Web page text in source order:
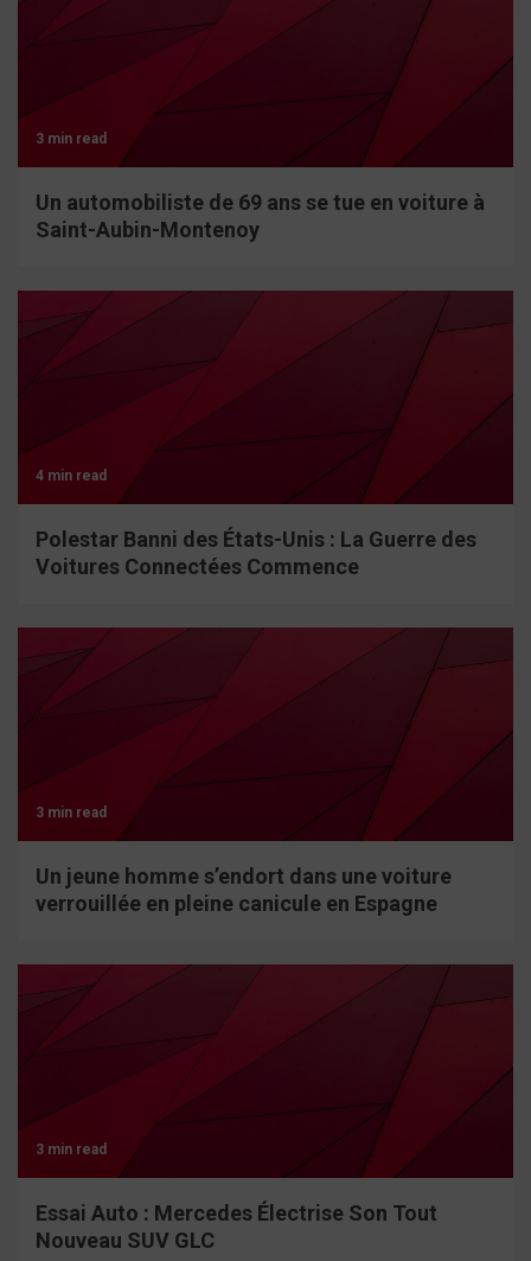
3 min read
Un automobiliste de 69 ans se tue en voiture à
Saint-Aubin-Montenoy
4 min read
Polestar Banni des États-Unis : La Guerre des
Voitures Connectées Commence
3 min read
Un jeune homme s’endort dans une voiture
verrouillée en pleine canicule en Espagne
3 min read
Essai Auto : Mercedes Électrise Son Tout
Nouveau SUV GLC